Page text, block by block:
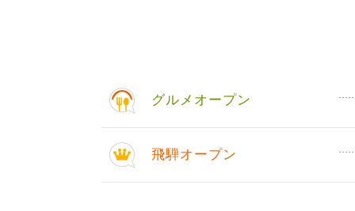
グルメオープン
飛騨オープン